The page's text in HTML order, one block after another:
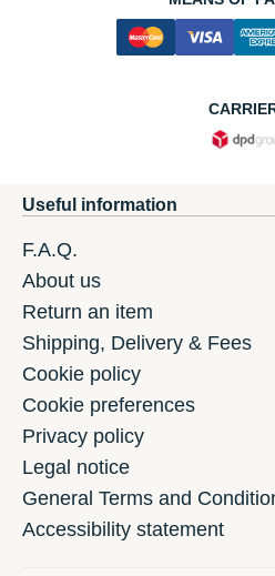
Useful information
F.A.Q.
About us
Return an item
Shipping, Delivery & Fees
Cookie policy
Cookie preferences
Privacy policy
Legal notice
General Terms and
Accessibility statement